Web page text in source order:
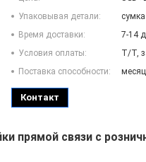
Упаковывая детали:
Время доставки:
7-14
Условия оплаты:
T/T,
Поставка способности:
Контакт
прямой связи с